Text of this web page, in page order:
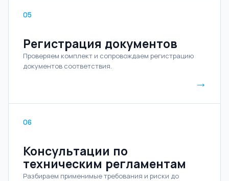
05
Регистрация документов
Проверяем комплект и сопровождаем регистрацию
документов соответствия.
→
06
Консультации по
техническим регламентам
Разбираем применимые требования и риски до